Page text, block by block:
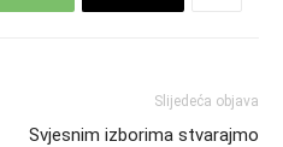
Slijedeća objava
Svjesnim izborima stvarajmo